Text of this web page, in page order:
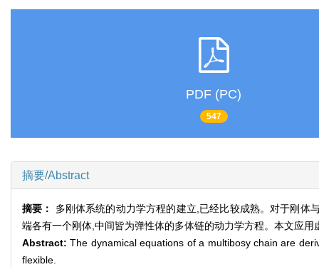
PDF (PC)
547
摘要/Abstract
摘要： 多刚体系统的动力学方程的建立,已经比较成熟。对于刚体
端各有一个刚体,中间皆为弹性体的多体链的动力学方程。本文应
Abstract:The dynamical equations of a multibosy chain are
flexible.